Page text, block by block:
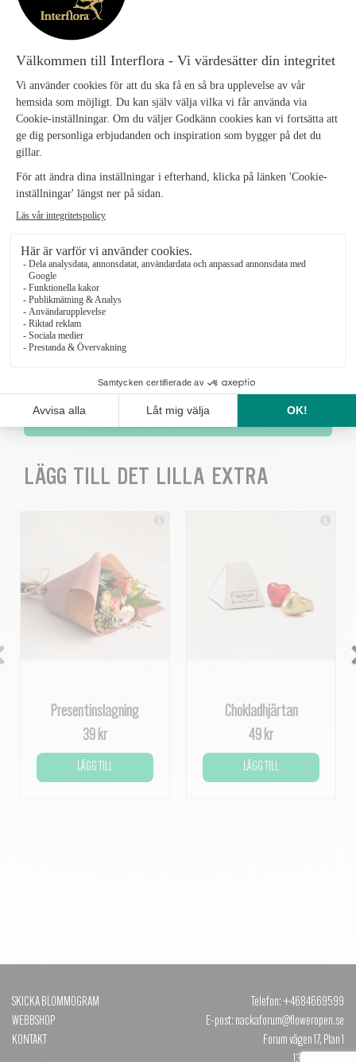
där detta framgår.
Det här är en bukett för den som gillar det lite vilda, trendiga och
romantiska! Hoppfull är ljuvlig i pudriga rosa och aprikosa toner som
Hoppfull, mellan 459 kr
Hoppfull, stor 549 kr
Antal
KÖP
LÄGG TILL DET LILLA EXTRA
Presentinslagning
39 kr
LÄGG TILL
Chokladhjärtan
49 kr
LÄGG TILL
SKICKA BLOMMOGRAM
WEBBSHOP
KONTAKT
Telefon: +4684669599
E-post: nackaforum@floweropen.se
Forum vägen 17, Plan 1